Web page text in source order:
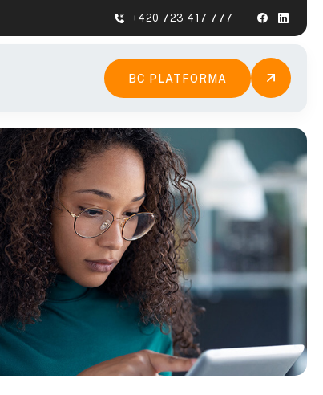
+420 723 417 777
BC PLATFORMA